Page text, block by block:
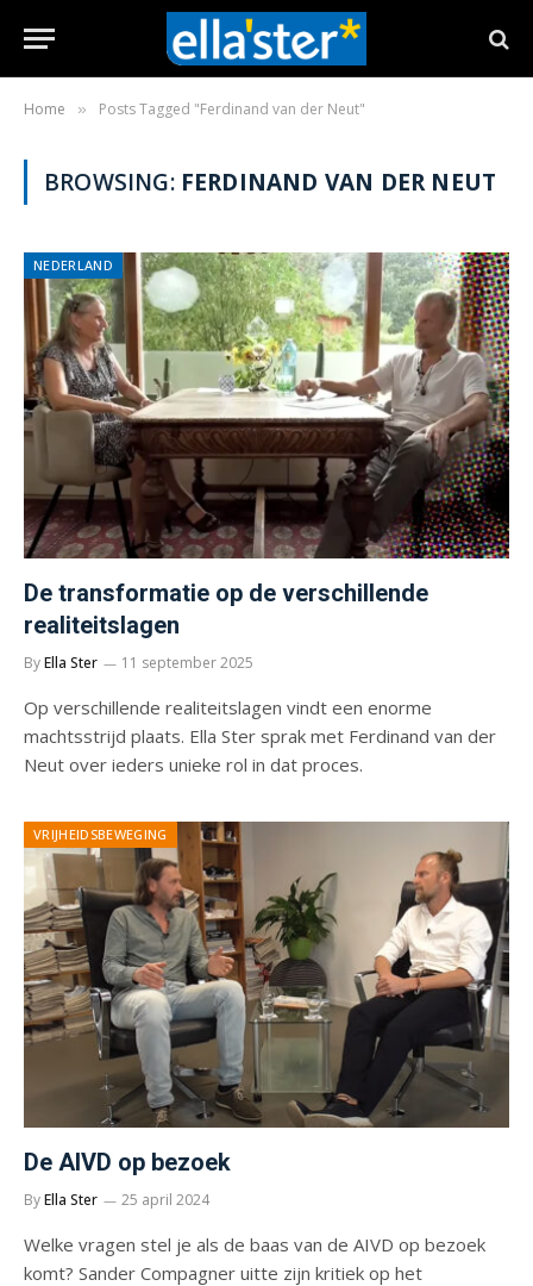
Home » Posts Tagged "Ferdinand van der Neut"
BROWSING: FERDINAND VAN DER NEUT
NEDERLAND
De transformatie op de verschillende
realiteitslagen
ByElla Ster 11 september 2025
Op verschillende realiteitslagen vindt een enorme
machtsstrijd plaats. Ella Ster sprak met Ferdinand van der
Neut over ieders unieke rol in dat proces.
VRIJHEIDSBEWEGING
De AIVD op bezoek
ByElla Ster 25 april 2024
Welke vragen stel je als de baas van de AIVD op bezoek
komt? Sander Compagner uitte zijn kritiek op het